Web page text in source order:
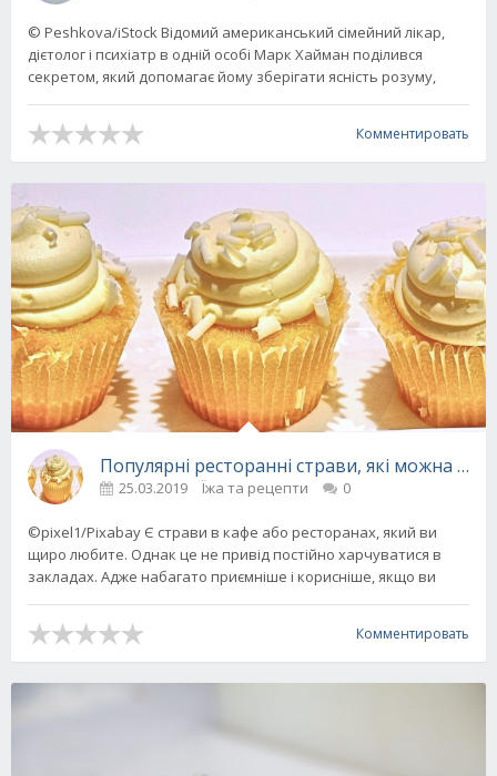
© Peshkova/iStock Відомий американський сімейний лікар,
дієтолог і психіатр в одній особі Марк Хайман поділився
секретом, який допомагає йому зберігати ясність розуму,
Комментировать
Популярні ресторанні страви, які можна
25.03.2019 Їжа та рецепти 0
©pixel1/Pixabay Є страви в кафе або ресторанах, який ви
щиро любите. Однак це не привід постійно харчуватися в
закладах. Адже набагато приємніше і корисніше, якщо ви
Комментировать